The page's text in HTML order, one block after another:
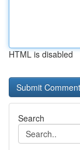
HTML is disabled
Search